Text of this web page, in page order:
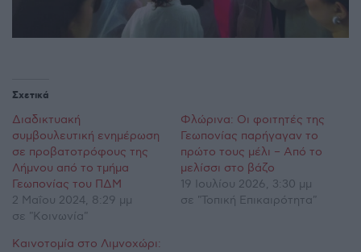
Σχετικά
Διαδικτυακή
συμβουλευτική ενημέρωση
σε προβατοτρόφους της
Λήμνου από το τμήμα
Γεωπονίας του ΠΔΜ
2 Μαΐου 2024, 8:29 μμ
σε "Κοινωνία"
Φλώρινα: Οι φοιτητές της
Γεωπονίας παρήγαγαν το
πρώτο τους μέλι – Από το
μελίσσι στο βάζο
19 Ιουλίου 2026, 3:30 μμ
σε "Τοπική Επικαιρότητα"
Καινοτομία στο Λιμνοχώρι: